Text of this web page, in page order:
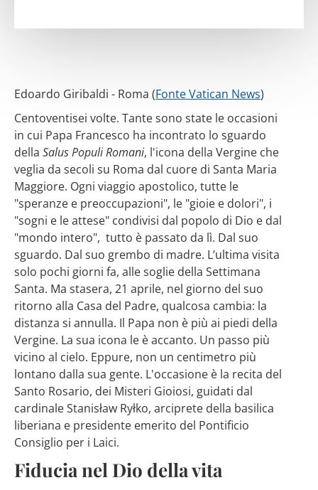
Edoardo Giribaldi - Roma (Fonte Vatican News)
Centoventisei volte. Tante sono state le occasioni
in cui Papa Francesco ha incontrato lo sguardo
della Salus Populi Romani, l'icona della Vergine che
veglia da secoli su Roma dal cuore di Santa Maria
Maggiore. Ogni viaggio apostolico, tutte le
"speranze e preoccupazioni", le "gioie e dolori", i
"sogni e le attese" condivisi dal popolo di Dio e dal
"mondo intero", tutto è passato da lì. Dal suo
sguardo. Dal suo grembo di madre. L’ultima visita
solo pochi giorni fa, alle soglie della Settimana
Santa. Ma stasera, 21 aprile, nel giorno del suo
ritorno alla Casa del Padre, qualcosa cambia: la
distanza si annulla. Il Papa non è più ai piedi della
Vergine. La sua icona le è accanto. Un passo più
vicino al cielo. Eppure, non un centimetro più
lontano dalla sua gente. L'occasione è la recita del
Santo Rosario, dei Misteri Gioiosi, guidati dal
cardinale Stanisław Ryłko, arciprete della basilica
liberiana e presidente emerito del Pontificio
Consiglio per i Laici.
Fiducia nel Dio della vita